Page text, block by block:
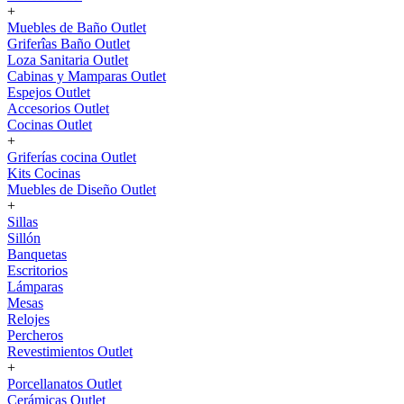
+
Muebles de Baño Outlet
Griferîas Baño Outlet
Loza Sanitaria Outlet
Cabinas y Mamparas Outlet
Espejos Outlet
Accesorios Outlet
Cocinas Outlet
+
Griferías cocina Outlet
Kits Cocinas
Muebles de Diseño Outlet
+
Sillas
Sillón
Banquetas
Escritorios
Lámparas
Mesas
Relojes
Percheros
Revestimientos Outlet
+
Porcellanatos Outlet
Cerámicas Outlet